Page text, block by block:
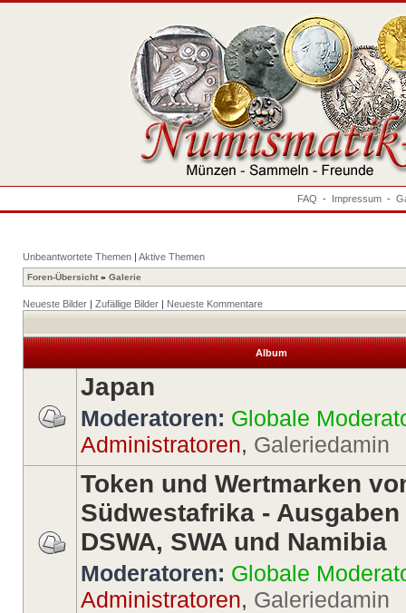
FAQ - Impressum -
Unbeantwortete Themen | Aktive Themen
Foren-Übersicht » Galerie
Neueste Bilder | Zufällige Bilder | Neueste Kommentare
Album
Japan
Moderatoren: Globale
Administratoren, Galeriedamin
Token und Wertmarken
Südwestafrika -
DSWA, SWA und Namibia
Moderatoren: Globale
Administratoren, Galeriedamin